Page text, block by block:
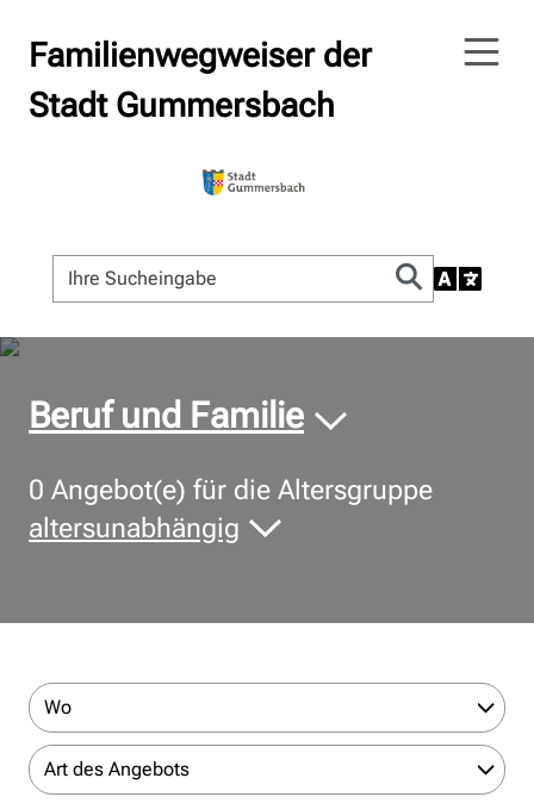
Familienwegweiser der
Stadt Gummersbach
© Bildnachweis
Beruf und Familie
0 Angebot(e) für die Altersgruppe
altersunabhängig
Wo
Art des Angebots